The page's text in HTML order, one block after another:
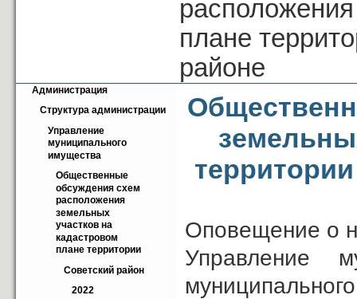
плане
районе
Администрация
Структура администрации
Управление
муниципального
имущества
Общественные
обсуждения схем
расположения
земельных
участков на
кадастровом
плане территории
Советский район
2022
Оповещение о
Управление